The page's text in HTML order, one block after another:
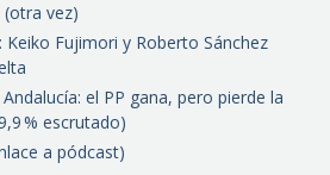
vez)
Fujimori y Roberto Sánchez
el PP gana, pero pierde la
% escrutado)
a pódcast)